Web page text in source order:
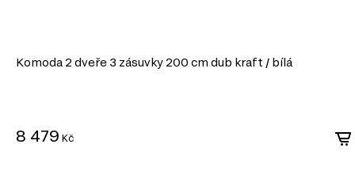
Komoda 2 dveře 3 zásuvky 200 cm dub kraft / bílá
8 479 Kč